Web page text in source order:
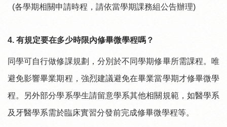
(各學期相關申請時程，請依當學期課務組公告辦理)
4. 有規定要在多少時限內修畢微學程嗎？
同學可自行做修課規劃，分別於不同學期修畢所需課程。唯
避免影響畢業期程，強烈建議避免在畢業當學期才修畢微學
程。另外部分學系學生請留意學系其他相關規範，如醫學系
及牙醫學系需於臨床實習分發前完成修畢微學程等。